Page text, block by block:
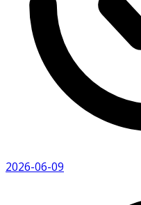
2026-06-09